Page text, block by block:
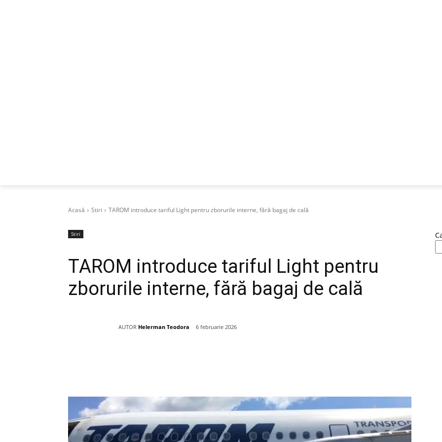
Acasă Stiri TAROM introduce tariful Light pentru zborurile interne, fără bagaj de cală
Stiri
TAROM introduce tariful Light pentru
zborurile interne, fără bagaj de cală
AUTOR Helerman Teodora 6 februarie 2026